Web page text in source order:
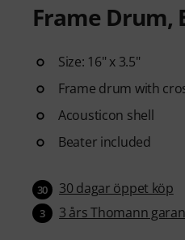
Frame Drum,
Size: 16" x 3.5"
Frame drum with
Acousticon shell
Beater included
30 30 dagar öppet köp
3 3 års Thomann